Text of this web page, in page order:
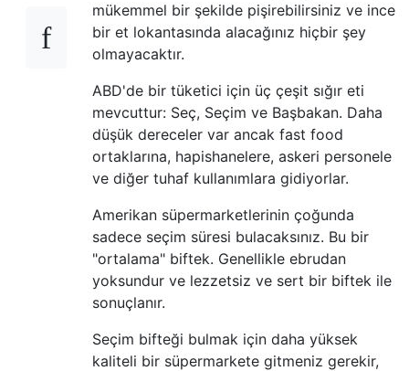
mükemmel bir şekilde pişirebilirsiniz ve ince
bir et lokantasında alacağınız hiçbir şey
olmayacaktır.
ABD'de bir tüketici için üç çeşit sığır eti
mevcuttur: Seç, Seçim ve Başbakan. Daha
düşük dereceler var ancak fast food
ortaklarına, hapishanelere, askeri personele
ve diğer tuhaf kullanımlara gidiyorlar.
Amerikan süpermarketlerinin çoğunda
sadece seçim süresi bulacaksınız. Bu bir
"ortalama" biftek. Genellikle ebrudan
yoksundur ve lezzetsiz ve sert bir biftek ile
sonuçlanır.
Seçim bifteği bulmak için daha yüksek
kaliteli bir süpermarkete gitmeniz gerekir,